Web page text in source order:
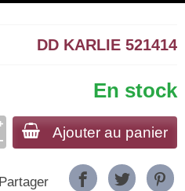
DD KARLIE 521414
En stock
Ajouter au panier
Partager